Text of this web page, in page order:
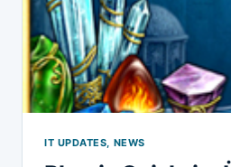
IT UPDATES, NEWS